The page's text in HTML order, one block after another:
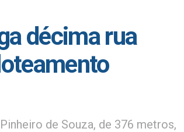
décima rua
de Souza, de 376 metros,